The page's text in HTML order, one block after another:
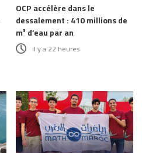
OCP accélère dans le
dessalement : 410 millions de
m³ d’eau par an
il y a 22 heures